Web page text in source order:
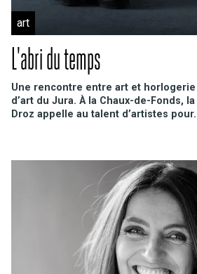
art
L'abri du temps
Une rencontre entre art et
d’art du Jura. À la Chaux-de-Fonds,
Droz appelle au talent d’artistes